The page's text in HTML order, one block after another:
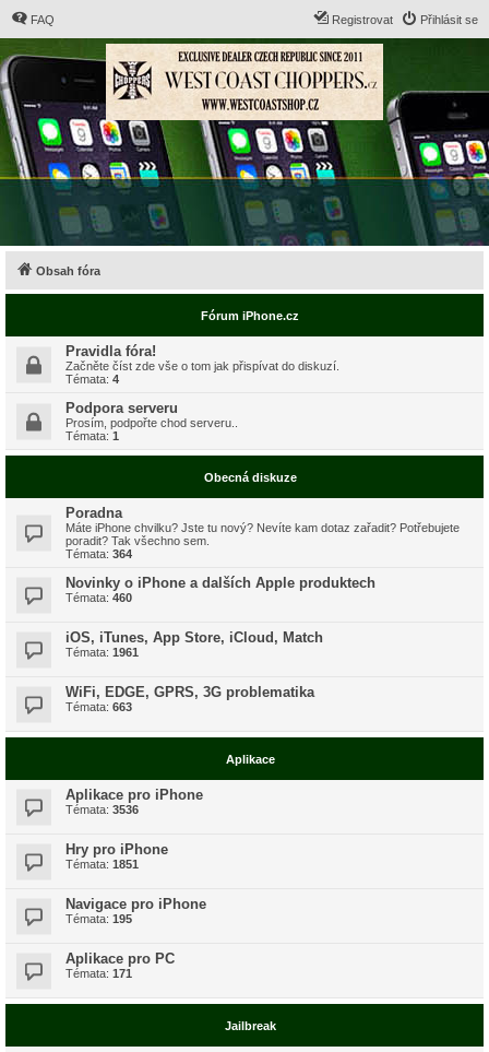
FAQ Přihlásit se
Registrovat
Obsah fóra
Fórum iPhone.cz
Pravidla fóra!
Začněte číst zde vše o tom jak přispívat do diskuzí.
Témata: 4
Podpora serveru
Prosím, podpořte chod serveru..
Témata: 1
Obecná diskuze
Poradna
Máte iPhone chvilku? Jste tu nový? Nevíte kam dotaz zařadit? Potřebujete
poradit? Tak všechno sem.
Témata: 364
Novinky o iPhone a dalších Apple produktech
Témata: 460
iOS, iTunes, App Store, iCloud, Match
Témata: 1961
WiFi, EDGE, GPRS, 3G problematika
Témata: 663
Aplikace
Aplikace pro iPhone
Témata: 3536
Hry pro iPhone
Témata: 1851
Navigace pro iPhone
Témata: 195
Aplikace pro PC
Témata: 171
Jailbreak